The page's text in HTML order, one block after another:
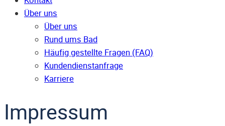
Über uns
Über uns
Rund ums Bad
Häufig gestellte Fragen (FAQ)
Kunden­dienst­anfrage
Karriere
Impressum